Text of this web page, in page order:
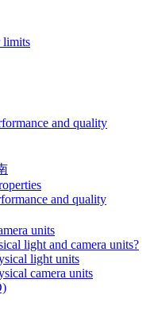
limits
and quality
and quality
units
light and camera units?
light units
camera units